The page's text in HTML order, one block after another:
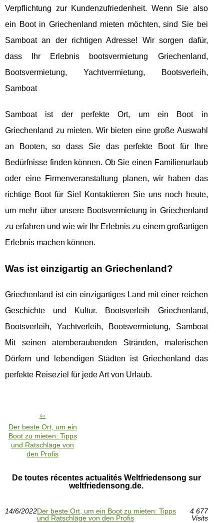
Verpflichtung zur Kundenzufriedenheit. Wenn Sie also
ein Boot in Griechenland mieten möchten, sind Sie bei
Samboat an der richtigen Adresse! Wir sorgen dafür,
dass Ihr Erlebnis bootsvermietung Griechenland,
Bootsvermietung, Yachtvermietung, Bootsverleih,
Samboat
Samboat ist der perfekte Ort, um ein Boot in
Griechenland zu mieten. Wir bieten eine große Auswahl
an Booten, so dass Sie das perfekte Boot für Ihre
Bedürfnisse finden können. Ob Sie einen Familienurlaub
oder eine Firmenveranstaltung planen, wir haben das
richtige Boot für Sie! Kontaktieren Sie uns noch heute,
um mehr über unsere Bootsvermietung in Griechenland
zu erfahren und wie wir Ihr Erlebnis zu einem großartigen
Erlebnis machen können.
Was ist einzigartig an Griechenland?
Griechenland ist ein einzigartiges Land mit einer reichen
Geschichte und Kultur. Bootsverleih Griechenland,
Bootsverleih, Yachtverleih, Bootsvermietung, Samboat
Mit seinen atemberaubenden Stränden, malerischen
Dörfern und lebendigen Städten ist Griechenland das
perfekte Reiseziel für jede Art von Urlaub.
Der beste Ort, um ein
Boot zu mieten: Tipps
und Ratschläge von
den Profis
De toutes récentes actualités Weltfriedensong sur
weltfriedensong.de.
14/6/2022Der beste Ort, um ein Boot zu mieten: Tipps
und Ratschläge von den Profis
4 677
Visits